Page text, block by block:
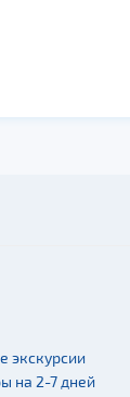
экскурсии
на 2-7 дней